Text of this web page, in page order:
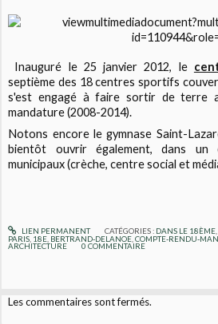
Inauguré le 25 janvier 2012, le
septième des 18 centres sportifs
s'est engagé à faire sortir de terre
mandature (2008-2014).
Notons encore le gymnase Saint-
bientôt ouvrir également, dans un
municipaux (crèche, centre social et
LIEN PERMANENT CATÉGORIES : DANS LE 18ÈME,
PARIS 18E BERTRAND-DELANOE ,COMPTE-RENDU-
ARCHITECTURE 0 COMMENTAIRE
Les commentaires sont fermés.